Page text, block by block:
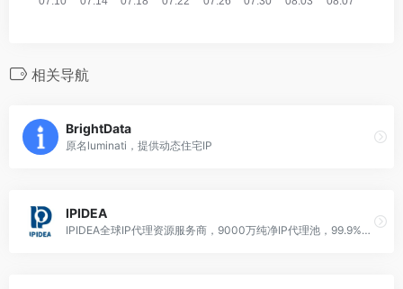
相关导航
BrightData
原名luminati，提供动态住宅IP
IPIDEA
IPIDEA全球IP代理资源服务商，9000万纯净IP代理池，99.9%高可用率，覆盖全球220个国家地区的代理网络，世界500强企业信赖的数据收集平台，免费测试。